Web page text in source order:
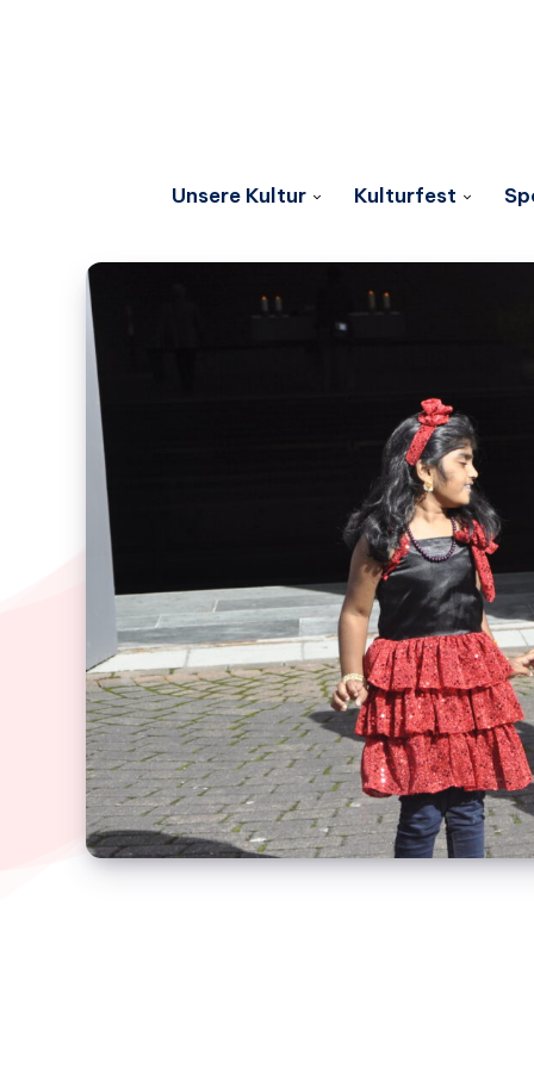
Unsere Kultur Kulturfest